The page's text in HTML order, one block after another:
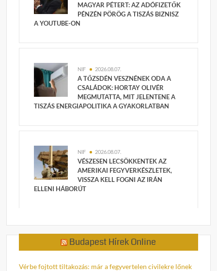
MAGYAR PÉTERT: AZ ADÓFIZETŐK
PÉNZÉN PÖRÖG A TISZÁS BIZNISZ
A YOUTUBE-ON
NIF 2026.08.07.
A TŐZSDÉN VESZNÉNEK ODA A
CSALÁDOK: HORTAY OLIVÉR
MEGMUTATTA, MIT JELENTENE A
TISZÁS ENERGIAPOLITIKA A GYAKORLATBAN
NIF 2026.08.07.
VÉSZESEN LECSÖKKENTEK AZ
AMERIKAI FEGYVERKÉSZLETEK,
VISSZA KELL FOGNI AZ IRÁN
ELLENI HÁBORÚT
Budapest Hírek Online
Vérbe fojtott tiltakozás: már a fegyvertelen civilekre lőnek